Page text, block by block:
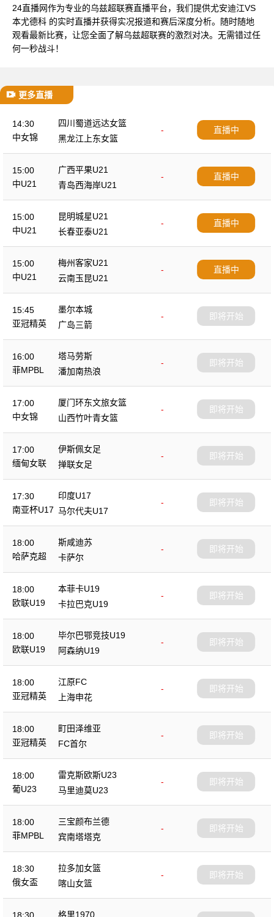
24直播网作为专业的乌兹超联赛直播平台，我们提供尤安迪江VS
本尤德科 的实时直播并获得实况报道和赛后深度分析。随时随地
观看最新比赛，让您全面了解乌兹超联赛的激烈对决。无需错过任
何一秒战斗！
更多直播
14:30
中女锦
四川蜀道远达女篮
-
黑龙江上东女篮
直播中
15:00
中U21
广西平果U21
-
青岛西海岸U21
直播中
15:00
中U21
昆明城星U21
-
长春亚泰U21
直播中
15:00
中U21
梅州客家U21
-
云南玉昆U21
直播中
15:45
亚冠精英
墨尔本城
-
广岛三箭
即将开始
16:00
菲MPBL
塔马劳斯
-
潘加南热浪
即将开始
17:00
中女锦
厦门环东文旅女篮
-
山西竹叶青女篮
即将开始
17:00
缅甸女联
伊斯佩女足
-
掸联女足
即将开始
17:30
南亚杯U17
印度U17
-
马尔代夫U17
即将开始
18:00
哈萨克超
斯咸迪苏
-
卡萨尔
即将开始
18:00
欧联U19
本菲卡U19
-
卡拉巴克U19
即将开始
18:00
欧联U19
毕尔巴鄂竞技U19
-
阿森纳U19
即将开始
18:00
亚冠精英
江原FC
-
上海申花
即将开始
18:00
亚冠精英
町田泽维亚
-
FC首尔
即将开始
18:00
葡U23
雷克斯欧斯U23
-
马里迪莫U23
即将开始
18:00
菲MPBL
三宝颜布兰德
-
宾南塔塔克
即将开始
18:30
俄女盃
拉多加女篮
-
喀山女篮
即将开始
格里1970